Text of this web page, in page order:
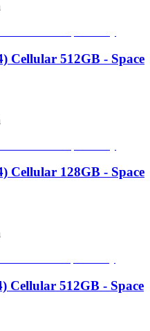
Cellular 512GB - Space
Cellular 128GB - Space
Cellular 512GB - Space